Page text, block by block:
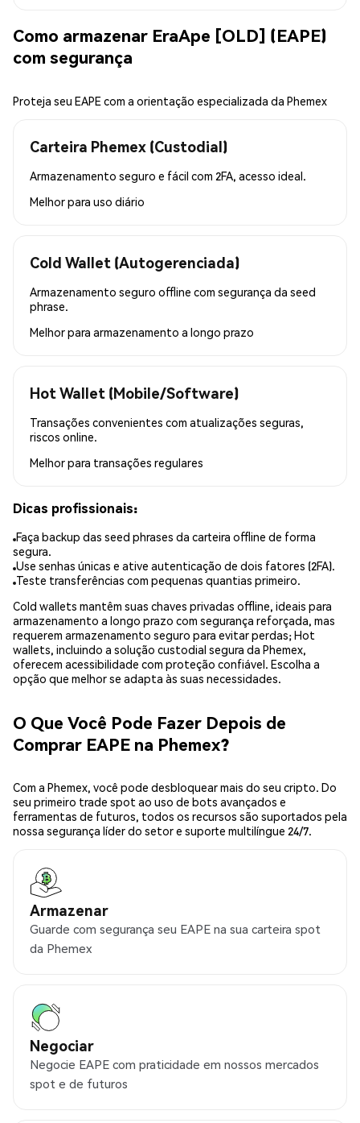
Como armazenar EraApe [OLD] (EAPE)
com segurança
Proteja seu EAPE com a orientação especializada da Phemex
Carteira Phemex (Custodial)
Armazenamento seguro e fácil com 2FA, acesso ideal.
Melhor para uso diário
Cold Wallet (Autogerenciada)
Armazenamento seguro offline com segurança da seed
phrase.
Melhor para armazenamento a longo prazo
Hot Wallet (Mobile/Software)
Transações convenientes com atualizações seguras,
riscos online.
Melhor para transações regulares
Dicas profissionais:
Faça backup das seed phrases da carteira offline de forma
segura.
Use senhas únicas e ative autenticação de dois fatores (2FA).
Teste transferências com pequenas quantias primeiro.
Cold wallets mantêm suas chaves privadas offline, ideais para
armazenamento a longo prazo com segurança reforçada, mas
requerem armazenamento seguro para evitar perdas; Hot
wallets, incluindo a solução custodial segura da Phemex,
oferecem acessibilidade com proteção confiável. Escolha a
opção que melhor se adapta às suas necessidades.
O Que Você Pode Fazer Depois de
Comprar EAPE na Phemex?
Com a Phemex, você pode desbloquear mais do seu cripto. Do
seu primeiro trade spot ao uso de bots avançados e
ferramentas de futuros, todos os recursos são suportados pela
nossa segurança líder do setor e suporte multilíngue 24/7.
Armazenar
Guarde com segurança seu EAPE na sua carteira spot
da Phemex
Negociar
Negocie EAPE com praticidade em nossos mercados
spot e de futuros